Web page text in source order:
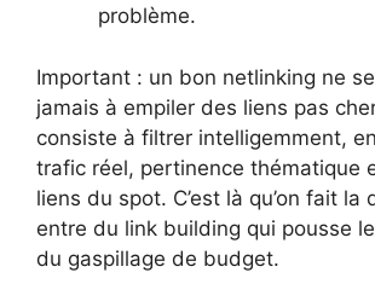
problème.
Important : un bon netlinking ne
jamais à empiler des liens pas
consiste à filtrer intelligemment,
trafic réel, pertinence thématique
liens du spot. C’est là qu’on fait la
entre du link building qui pousse
du gaspillage de budget.